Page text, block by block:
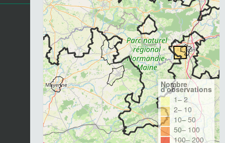
Nombre
d'observations
1– 2
2– 10
10– 50
50– 100
100– 200